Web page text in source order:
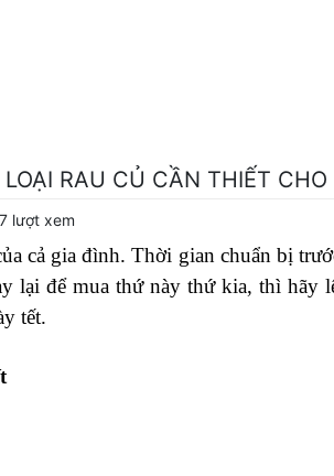
RAU CỦ CẦN THIẾT
lượt xem
cả gia đình. Thời gian chuẩn bị
lại để mua thứ này thứ kia, thì hãy
tết.